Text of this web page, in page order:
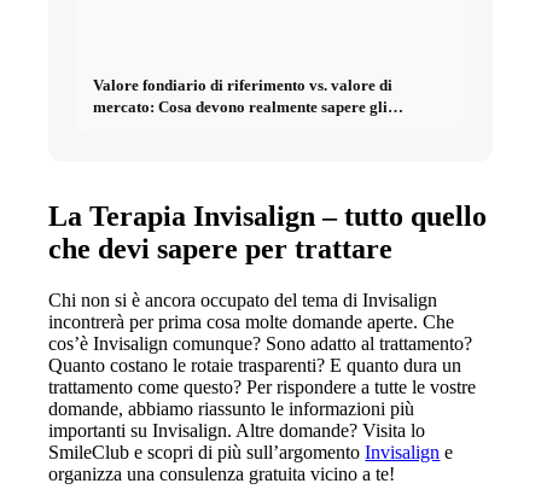
Valore fondiario di riferimento vs. valore di
mercato: Cosa devono realmente sapere gli
La Terapia Invisalign – tutto quello
che devi sapere per trattare
Chi non si è ancora occupato del tema di Invisalign
incontrerà per prima cosa molte domande aperte. Che
cos’è Invisalign comunque? Sono adatto al trattamento?
Quanto costano le rotaie trasparenti? E quanto dura un
trattamento come questo? Per rispondere a tutte le vostre
domande, abbiamo riassunto le informazioni più
importanti su Invisalign. Altre domande? Visita lo
SmileClub e scopri di più sull’argomentoInvisalign e
organizza una consulenza gratuita vicino a te!